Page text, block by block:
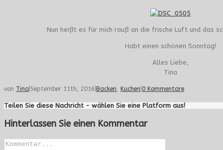
Nun heißt es für mich rauß an die frische Luft und das
Habt einen schönen Sonntag!
Alles Liebe,
Tina
von Tina September 11th, 2016 Backen, Kuchen 0 Kommentare
Teilen Sie diese Nachricht - wählen Sie eine Platform aus!
Hinterlassen Sie einen Kommentar